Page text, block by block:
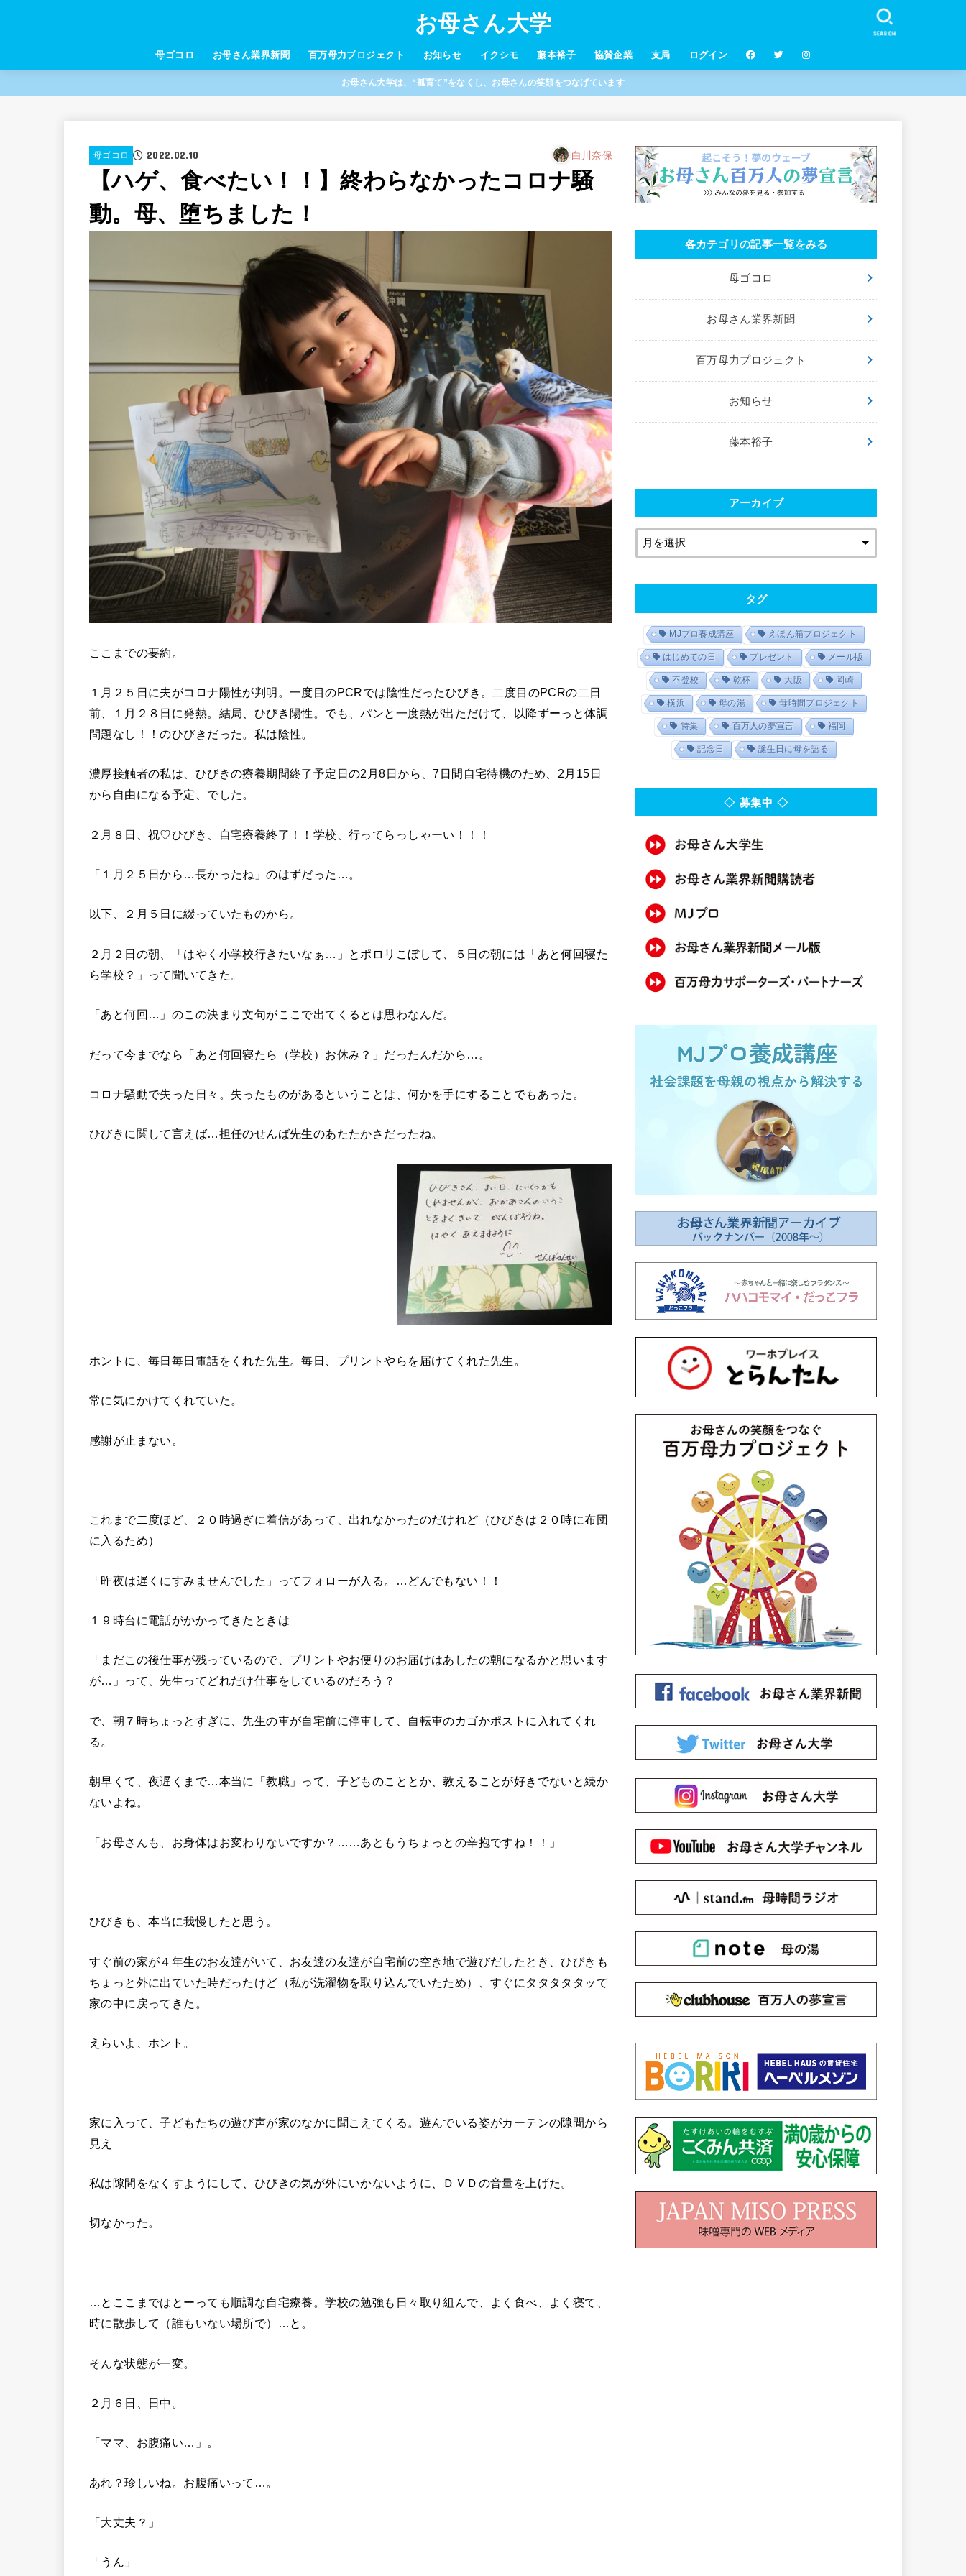
お母さん大学
母ゴコロ お母さん業界新聞 百万母力プロジェクト お知らせ イクシモ 藤本裕子 協賛企業 支局 ログイン
SEARCH
お母さん大学は、“孤育て”をなくし、お母さんの笑顔をつなげています
母ゴコロ 2022.02.10 白川奈保
【ハゲ、食べたい！！】終わらなかったコロナ騒
動。母、堕ちました！
ここまでの要約。
１月２５日に夫がコロナ陽性が判明。一度目のPCRでは陰性だったひびき。二度目のPCRの二日
前、１月２８日に発熱。結局、ひびき陽性。でも、パンと一度熱が出ただけて、以降ずーっと体調
問題なし！！のひびきだった。私は陰性。
濃厚接触者の私は、ひびきの療養期間終了予定日の2月8日から、7日間自宅待機のため、2月15日
から自由になる予定、でした。
２月８日、祝♡ひびき、自宅療養終了！！学校、行ってらっしゃーい！！！
「１月２５日から…長かったね」のはずだった…。
以下、２月５日に綴っていたものから。
２月２日の朝、「はやく小学校行きたいなぁ…」とポロリこぼして、５日の朝には「あと何回寝た
ら学校？」って聞いてきた。
「あと何回…」のこの決まり文句がここで出てくるとは思わなんだ。
だって今までなら「あと何回寝たら（学校）お休み？」だったんだから…。
コロナ騒動で失った日々。失ったものがあるということは、何かを手にすることでもあった。
ひびきに関して言えば…担任のせんば先生のあたたかさだったね。
ホントに、毎日毎日電話をくれた先生。毎日、プリントやらを届けてくれた先生。
常に気にかけてくれていた。
感謝が止まない。
これまで二度ほど、２０時過ぎに着信があって、出れなかったのだけれど（ひびきは２０時に布団
に入るため）
「昨夜は遅くにすみませんでした」ってフォローが入る。…どんでもない！！
１９時台に電話がかかってきたときは
「まだこの後仕事が残っているので、プリントやお便りのお届けはあしたの朝になるかと思います
が…」って、先生ってどれだけ仕事をしているのだろう？
で、朝７時ちょっとすぎに、先生の車が自宅前に停車して、自転車のカゴかポストに入れてくれ
る。
朝早くて、夜遅くまで…本当に「教職」って、子どものこととか、教えることが好きでないと続か
ないよね。
「お母さんも、お身体はお変わりないですか？……あともうちょっとの辛抱ですね！！」
ひびきも、本当に我慢したと思う。
すぐ前の家が４年生のお友達がいて、お友達の友達が自宅前の空き地で遊びだしたとき、ひびきも
ちょっと外に出ていた時だったけど（私が洗濯物を取り込んでいたため）、すぐにタタタタタッて
家の中に戻ってきた。
えらいよ、ホント。
家に入って、子どもたちの遊び声が家のなかに聞こえてくる。遊んでいる姿がカーテンの隙間から
見え
私は隙間をなくすようにして、ひびきの気が外にいかないように、ＤＶＤの音量を上げた。
切なかった。
…とここまではとーっても順調な自宅療養。学校の勉強も日々取り組んで、よく食べ、よく寝て、
時に散歩して（誰もいない場所で）…と。
そんな状態が一変。
２月６日、日中。
「ママ、お腹痛い…」。
あれ？珍しいね。お腹痛いって…。
「大丈夫？」
「うん」
各カテゴリの記事一覧をみる
母ゴコロ
お母さん業界新聞
百万母力プロジェクト
お知らせ
藤本裕子
アーカイブ
タグ
MJプロ養成講座 えほん箱プロジェクト
はじめての日 プレゼント メール版
不登校 乾杯 大阪 岡崎
横浜 母の湯 母時間プロジェクト
特集 百万人の夢宣言 福岡
記念日 誕生日に母を語る
◇ 募集中 ◇